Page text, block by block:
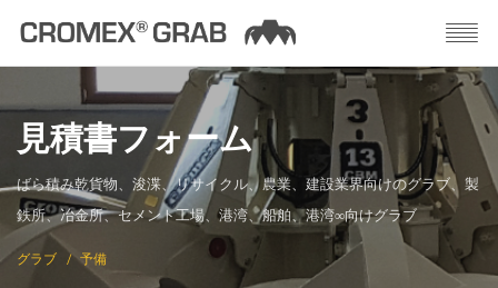
見積書フォーム
ばら積み乾貨物、浚渫、リサイクル、農業、建設業界向けのグラブ、製
鉄所、冶金所、セメント工場、港湾、船舶、港湾∞向けグラブ
グラブ 予備